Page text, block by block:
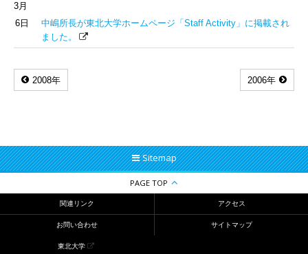
3月
6日
中嶋所長が東北大学ホームページ「Staff Activity」に掲載され
ました。
2008年 2006年
Sitemap
PAGE TOP
関連リンク アクセス
お問い合わせ サイトマップ
東北大学